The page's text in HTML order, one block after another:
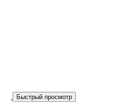
Быстрый просмотр